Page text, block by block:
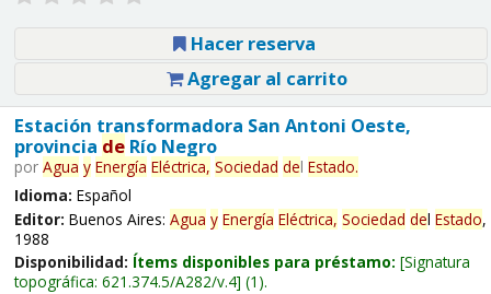
Hacer reserva
Agregar al carrito
Estación transformadora San Antoni Oeste,
provincia deRío Negro
por Agua y Energía Eléctrica, Sociedad del Estado.
Idioma: Español
Editor: Buenos Aires: Agua y Energía Eléctrica, Sociedad del Estado,
1988
Disponibilidad: Ítems disponibles para préstamo: Signatura
topográfica: 621.374.5/A282/v.4 (1).